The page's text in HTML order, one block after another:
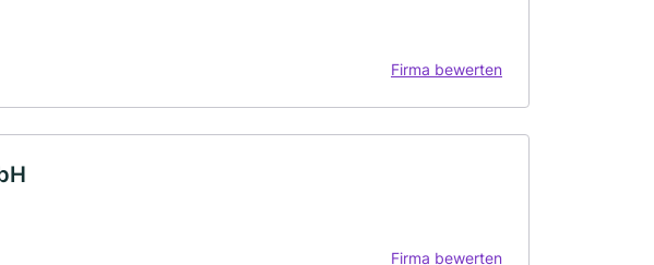
Firma bewerten
Firma bewerten